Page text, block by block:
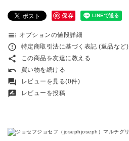
保存
toc オプションの値段詳細
error_outline 特定商取引法に基づく表記 (返品など)
share この商品を友達に教える
undo 買い物を続ける
forum レビューを見る(0件)
rate_review レビューを投稿